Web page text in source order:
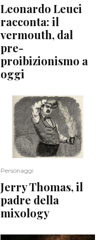
Leonardo Leuci
racconta: il
vermouth, dal
pre-
proibizionismo a
oggi
Personaggi
Jerry Thomas, il
padre della
mixology